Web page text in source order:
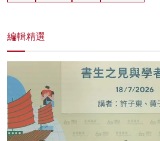
編輯精選